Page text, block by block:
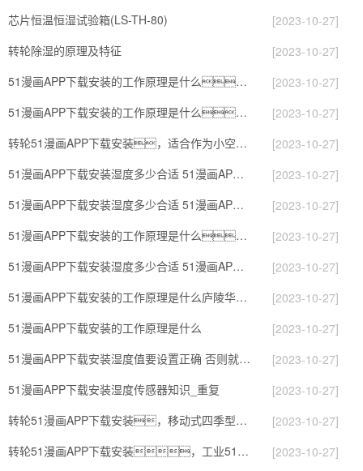
芯片恒温恒湿试验箱(LS-TH-80)
[2023-10-27]
转轮除湿的原理及特征
[2023-10-27]
51漫画APP下载安装的工作原理是什么？怎样选购51漫画APP下载安装？
[2023-10-27]
51漫画APP下载安装的工作原理是什么？
[2023-10-27]
转轮51漫画APP下载安装，适合作为小空间地下室用51漫画APP下载安装使用么？
[2023-10-27]
51漫画APP下载安装湿度多少合适 51漫画APP下载安装能降低温度吗【详解】
[2023-10-27]
51漫画APP下载安装湿度多少合适 51漫画APP下载安装怎么用比较好
[2023-10-27]
51漫画APP下载安装的工作原理是什么？ 51漫画APP下载安装-网点覆盖全国-专
[2023-10-27]
51漫画APP下载安装湿度多少合适 51漫画APP下载安装怎么用
[2023-10-27]
51漫画APP下载安装的工作原理是什么庐陵华科51漫画APP下载安装与加热器除湿有什么区别
[2023-10-27]
51漫画APP下载安装的工作原理是什么
[2023-10-27]
51漫画APP下载安装湿度值要设置正确 否则就是摆设
[2023-10-27]
51漫画APP下载安装湿度传感器知识_重复
[2023-10-27]
转轮51漫画APP下载安装，移动式四季型51漫画APP下载安装
[2023-10-27]
转轮51漫画APP下载安装，工业51漫画APP下载安装，家用51漫画APP下载安装
[2023-10-27]